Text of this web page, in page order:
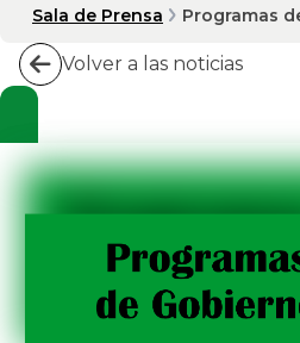
Sala de Prensa
Programas
Volver a las noticias